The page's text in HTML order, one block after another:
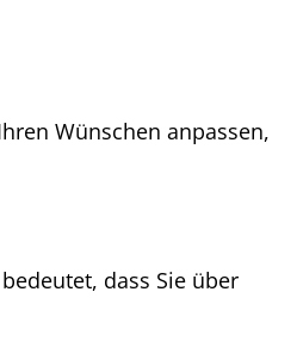
Wünschen anpassen,
dass Sie über